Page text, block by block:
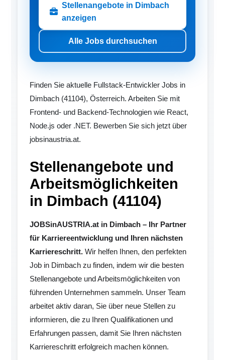
Stellenangebote in Dimbach
anzeigen
Alle Jobs durchsuchen
Finden Sie aktuelle Fullstack-Entwickler Jobs in
Dimbach (41104), Österreich. Arbeiten Sie mit
Frontend- und Backend-Technologien wie React,
Node.js oder .NET. Bewerben Sie sich jetzt über
jobsinaustria.at.
Stellenangebote und
Arbeitsmöglichkeiten
in Dimbach (41104)
JOBSinAUSTRIA.at in Dimbach – Ihr Partner
für Karriereentwicklung und Ihren nächsten
Karriereschritt. Wir helfen Ihnen, den perfekten
Job in Dimbach zu finden, indem wir die besten
Stellenangebote und Arbeitsmöglichkeiten von
führenden Unternehmen sammeln. Unser Team
arbeitet aktiv daran, Sie über neue Stellen zu
informieren, die zu Ihren Qualifikationen und
Erfahrungen passen, damit Sie Ihren nächsten
Karriereschritt erfolgreich machen können.